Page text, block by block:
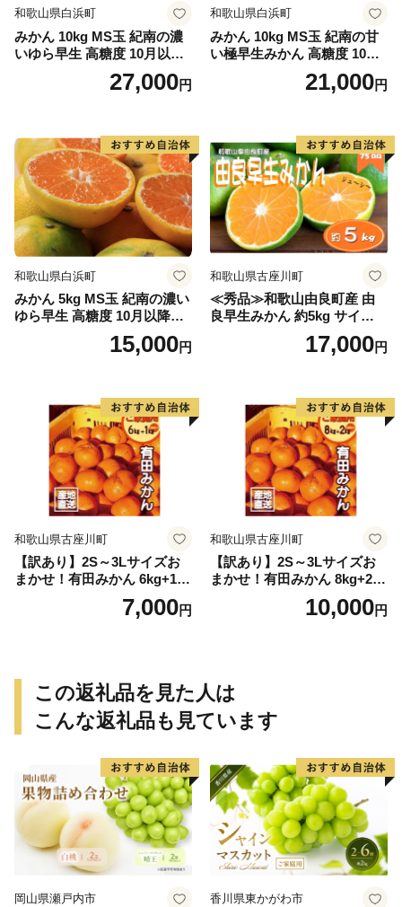
和歌山県白浜町
みかん 10kg MS玉 紀南の濃
いゆら早生 高糖度 10月以降
発送 マルチ被覆栽培27,000円
和歌山県白浜町
みかん 10kg MS玉 紀南の甘
い極早生みかん 高糖度 10月
以降発送 マルチ被覆栽培
21,000円
和歌山県白浜町
みかん 5kg MS玉 紀南の濃い
ゆら早生 高糖度 10月以降発
送 マルチ被覆栽培15,000円
和歌山県古座川町
≪秀品≫和歌山由良町産 由
良早生みかん 約5kg サイズお
まかせ【sml106C】17,000円
和歌山県古座川町
【訳あり】2S～3Lサイズお
まかせ！有田みかん 6kg+1kg
保証分 11月から12月下旬ま
でに順次発送致します。 / 訳
7,000円
和歌山県古座川町
【訳あり】2S～3Lサイズお
まかせ！有田みかん 8kg+2kg
保証分 11月から12月下旬ま
でに順次発送致します。 / 訳
10,000円
この返礼品を見た人は
こんな返礼品も見ています
岡山県瀬戸内市 香川県東かがわ市